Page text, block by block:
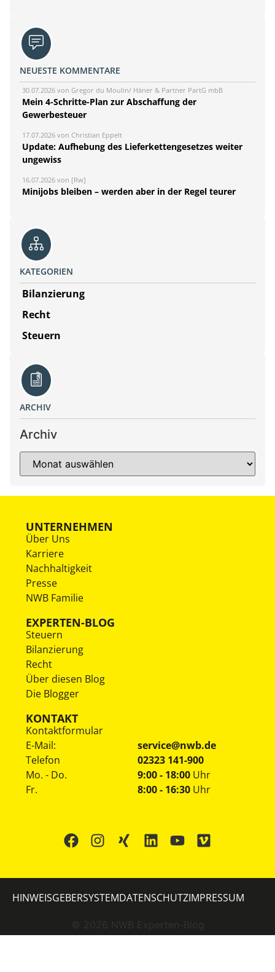
NEUESTE KOMMENTARE
30.07.2026 von Gregor du Moulin/ Häner & Partner PartG mbB
Mein 4-Schritte-Plan zur Abschaffung der
Gewerbesteuer
17.07.2026 von Christian Eppelt
Update: Aufhebung des Lieferkettengesetzes weiter
ungewiss
16.07.2026 von [Rw]
Minijobs bleiben – werden aber in der Regel teurer
KATEGORIEN
Bilanzierung
Recht
Steuern
ARCHIV
Archiv
UNTERNEHMEN
Über Uns
Karriere
Nachhaltigkeit
Presse
NWB Familie
EXPERTEN-BLOG
Steuern
Bilanzierung
Recht
Über diesen Blog
Die Blogger
KONTAKT
Kontaktformular
E-Mail:
service@nwb.de
Telefon
02323 141-900
Mo. - Do.
Fr.
9:00 - 18:00 Uhr
8:00 - 16:30 Uhr
© 2026 NWB Experten-Blog
HINWEISGEBERSYSTEMDATENSCHUTZIMPRESSUM